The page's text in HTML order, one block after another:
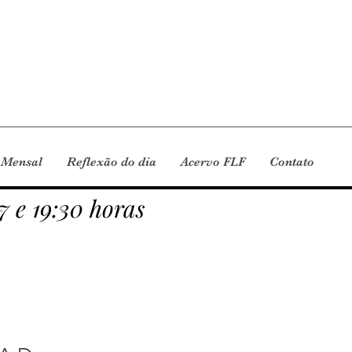
Reflexão do dia Acervo FLF Contato
19:30 horas